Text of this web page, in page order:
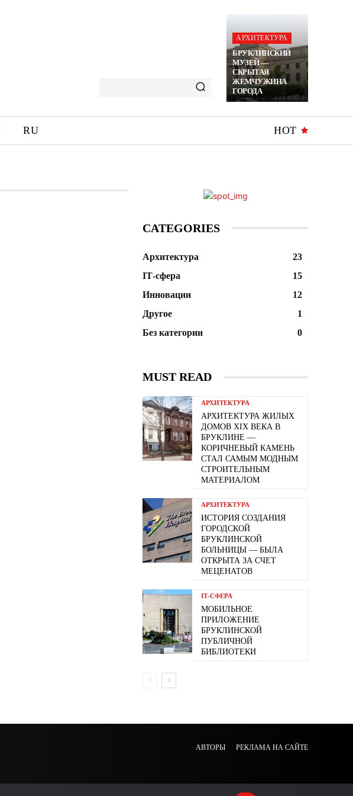
АРХИТЕКТУРА
БРУКЛИНСКИЙ
МУЗЕЙ —
СКРЫТАЯ
ЖЕМЧУЖИНА
ГОРОДА
RU HOT
CATEGORIES
Архитектура
23
ІТ-сфера
15
Инновации
12
Другое
1
Без категории
0
MUST READ
АРХИТЕКТУРА
АРХИТЕКТУРА ЖИЛЫХ
ДОМОВ XIX ВЕКА В
БРУКЛИНЕ —
КОРИЧНЕВЫЙ КАМЕНЬ
СТАЛ САМЫМ МОДНЫМ
СТРОИТЕЛЬНЫМ
МАТЕРИАЛОМ
АРХИТЕКТУРА
ИСТОРИЯ СОЗДАНИЯ
ГОРОДСКОЙ
БРУКЛИНСКОЙ
БОЛЬНИЦЫ — БЫЛА
ОТКРЫТА ЗА СЧЕТ
МЕЦЕНАТОВ
ІТ-СФЕРА
МОБИЛЬНОЕ
ПРИЛОЖЕНИЕ
БРУКЛИНСКОЙ
ПУБЛИЧНОЙ
БИБЛИОТЕКИ
АВТОРЫ РЕКЛАМА НА САЙТЕ